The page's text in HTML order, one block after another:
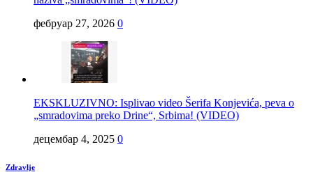
фебруар 27, 2026 0
EKSKLUZIVNO: Isplivao video Šerifa Konjevića, peva o
„smradovima preko Drine“, Srbima! (VIDEO)
децембар 4, 2025 0
Zdravlje